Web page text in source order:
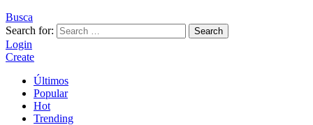
Busca
Search for:
Search
Login
Create
Últimos
Popular
Hot
Trending